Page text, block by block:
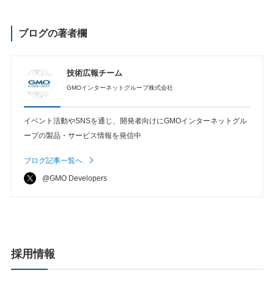
ブログの著者欄
技術広報チーム
GMOインターネットグループ株式会社
イベント活動やSNSを通じ、開発者向けにGMOインターネットグル
ープの製品・サービス情報を発信中
ブログ記事一覧へ
@GMO Developers
採用情報